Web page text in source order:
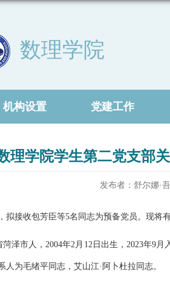
数理学院
机构设置 党建工作
理学院学生第二党支部
发布者：舒尔娜·
拟接收包芳臣等5名 同志为预备党员。现将
菏泽市人，2004年2月 12日出生，2023年9月
人为毛绪平 同志，艾山江·阿卜杜拉同志。